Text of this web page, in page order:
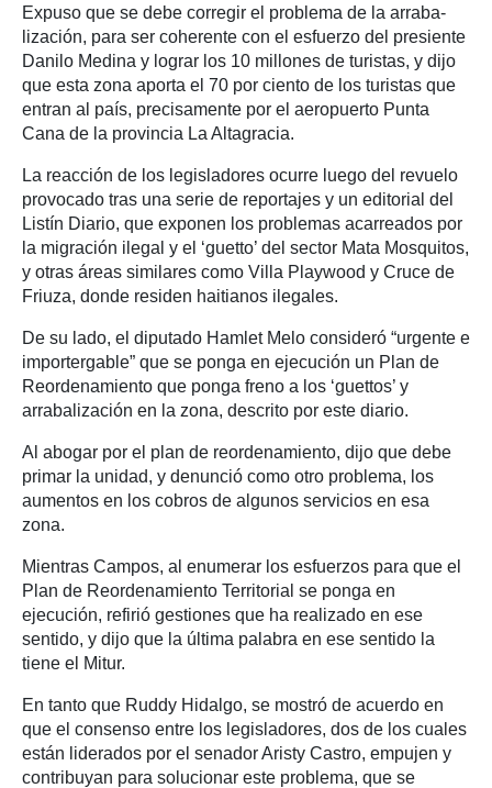
Expuso que se debe corregir el problema de la arraba-
lización, para ser coherente con el esfuerzo del presiente
Danilo Medina y lograr los 10 millones de turistas, y dijo
que esta zona aporta el 70 por ciento de los turistas que
entran al país, precisamente por el aeropuerto Punta
Cana de la provincia La Altagracia.
La reacción de los legisladores ocurre luego del revuelo
provocado tras una serie de reportajes y un editorial del
Listín Diario, que exponen los problemas acarreados por
la migración ilegal y el ‘guetto’ del sector Mata Mosquitos,
y otras áreas similares como Villa Playwood y Cruce de
Friuza, donde residen haitianos ilegales.
De su lado, el diputado Hamlet Melo consideró “urgente e
importergable” que se ponga en ejecución un Plan de
Reordenamiento que ponga freno a los ‘guettos’ y
arrabalización en la zona, descrito por este diario.
Al abogar por el plan de reordenamiento, dijo que debe
primar la unidad, y denunció como otro problema, los
aumentos en los cobros de algunos servicios en esa
zona.
Mientras Campos, al enumerar los esfuerzos para que el
Plan de Reordenamiento Territorial se ponga en
ejecución, refirió gestiones que ha realizado en ese
sentido, y dijo que la última palabra en ese sentido la
tiene el Mitur.
En tanto que Ruddy Hidalgo, se mostró de acuerdo en
que el consenso entre los legisladores, dos de los cuales
están liderados por el senador Aristy Castro, empujen y
contribuyan para solucionar este problema, que se